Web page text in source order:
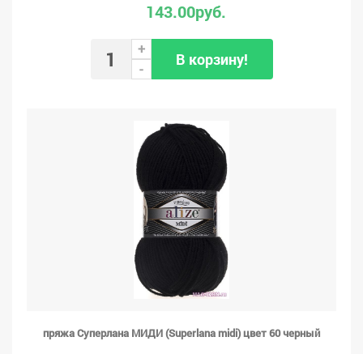
143.00руб.
+
-
В корзину!
пряжа Суперлана МИДИ (Superlana midi) цвет 60 черный